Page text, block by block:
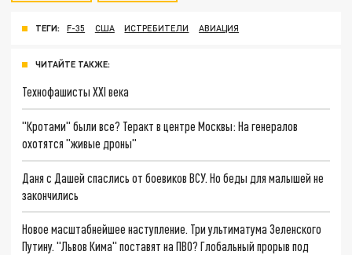
ТЕГИ: F-35 США ИСТРЕБИТЕЛИ АВИАЦИЯ
ЧИТАЙТЕ ТАКЖЕ:
Технофашисты XXI века
"Кротами" были все? Теракт в центре Москвы: На генералов
охотятся "живые дроны"
Даня с Дашей спаслись от боевиков ВСУ. Но беды для малышей не
закончились
Новое масштабнейшее наступление. Три ультиматума Зеленского
Путину. "Львов Кима" поставят на ПВО? Глобальный прорыв под